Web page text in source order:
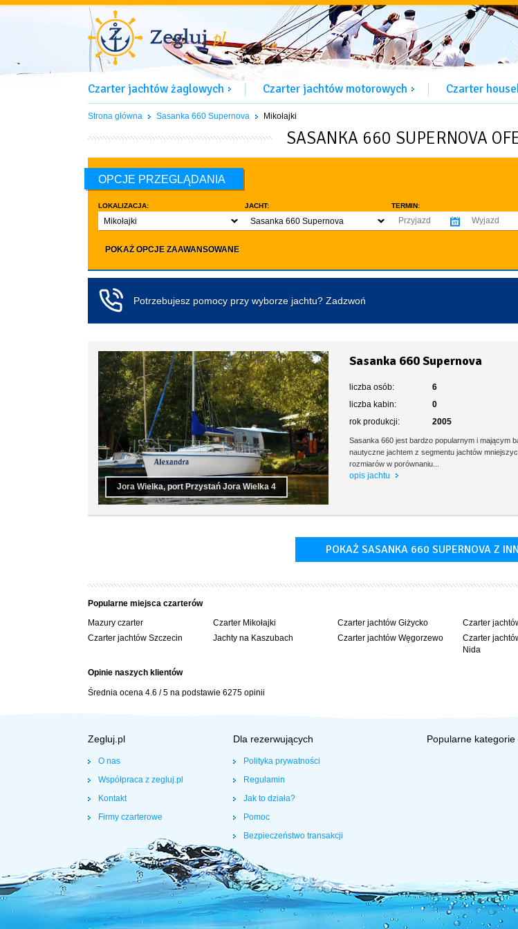
Czarter jachtów żaglowych Czarter jachtów motorowych Czarter
Strona główna Sasanka 660 Supernova Mikołajki
SASANKA 660 SUPERNOVA
OPCJE PRZEGLĄDANIA
LOKALIZACJA:
Mikołajki
JACHT:
Sasanka 660 Supernova
TERMIN:
LICZBA OSÓB:
co najmniej 4
co najmniej 5
co najmniej 6
co najmniej 7
co najmniej 9
co najmniej 10
Czarter bez patentu / licencji
Koło sterowe
Lodówka
POKAŻ OPCJE ZAAWANSOWANE
Potrzebujesz pomocy przy wyborze jachtu? Zadzwoń
Jora Wielka, port Przystań Jora Wielka 4
Sasanka 660 Supernova
liczba osób:
6
liczba kabin:
0
rok produkcji:
2005
Sasanka 660 jest bardzo popularnym i mającym
nautyczne jachtem z segmentu jachtów
rozmiarów w porównaniu...
opis jachtu
POKAŻ SASANKA 660 SUPERNOVA Z
Popularne miejsca czarterów
Mazury czarter
Czarter jachtów Szczecin
Czarter Mikołajki
Jachty na Kaszubach
Czarter jachtów Giżycko
Czarter jachtów Węgorzewo
Czarter
Czarter
Nida
Opinie naszych klientów
Średnia ocena 4.6 /5 na podstawie 6275 opinii
Zegluj.pl
O nas
Współpraca z zegluj.pl
Kontakt
Firmy czarterowe
Dla rezerwujących
Polityka prywatności
Regulamin
Jak to działa?
Pomoc
Bezpieczeństwo transakcji
Popularne